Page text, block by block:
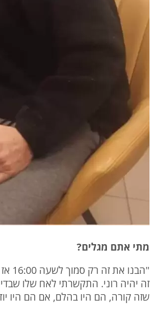
מתי אתם מגלים?
זה יהיה רוני. התקשרתי לאח שלו
שזה קורה, הם היו בהלם, אם הם היו